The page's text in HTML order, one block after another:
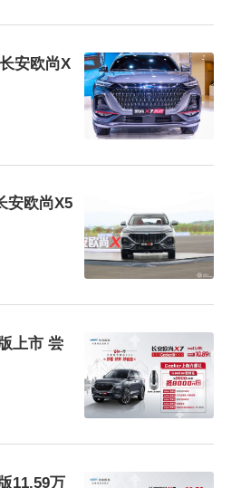
X7PLUS实测零百加速达
极限时速达到了214km/
性能。
始终秉持着“以客户为主
产品理念，坚持为客户打造
安欧尚X
安欧尚X5
上市 尝
11.59万